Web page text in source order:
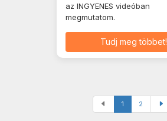
az INGYENES videóban
megmutatom.
Tudj meg többet!
1 2